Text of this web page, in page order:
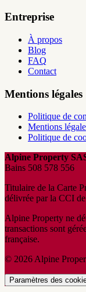
Entreprise
À propos
Blog
FAQ
Contact
Mentions légales
Politique de
Mentions
Politique de
Alpine Property
Bains 508 578 556
Titulaire de la Carte
délivrée par la CCI
Alpine Property ne
transactions sont
française.
© 2026 Alpine
Paramètres des